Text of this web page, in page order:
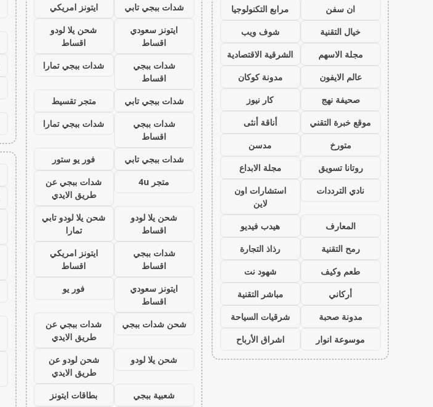
ان سفن
مرابع التكنولوجيا
خيال التقنية
شوف ويب
مجلة الاسهم
الشرقية الاقتصادية
عالم الايفون
مدونة كوكان
صحيفة نهج
كار نيوز
موقع خبرة التقني
أناقة أنثى
متورخ
مدسن
روتانا تسويق
مجلة الابداع
نادي الترددات
استشارات اون
لاين
المعارف
هيدب فيديو
رمح التقنية
رذاذ التجارة
طعم وكيف
شهود نت
أركاني
مباشر التقنية
مدونة صحبة
شرقيات السياحة
موسوعة انوار
اشراق الأرباح
شدات ببجي تابي
ايتونز امريكي
ايتونز سعودي
اقساط
شحن يلا لودو
اقساط
شدات ببجي
اقساط
شدات ببجي تمارا
شدات ببجي تابي
متجر تقسيط
شدات ببجي
اقساط
شدات ببجي تمارا
شدات ببجي تابي
فور يو ستور
متجر 4u
شدات ببجي عن
طريق الايدي
شحن يلا لودو
اقساط
شحن يلا لودو تابي
تمارا
شدات ببجي
اقساط
ايتونز امريكي
اقساط
ايتونز سعودي
اقساط
فور يو
شحن شدات ببجي
شدات ببجي عن
طريق الايدي
شحن يلا لودو
شحن لودو عن
طريق الايدي
شعبية ببجي
بطاقات ايتونز